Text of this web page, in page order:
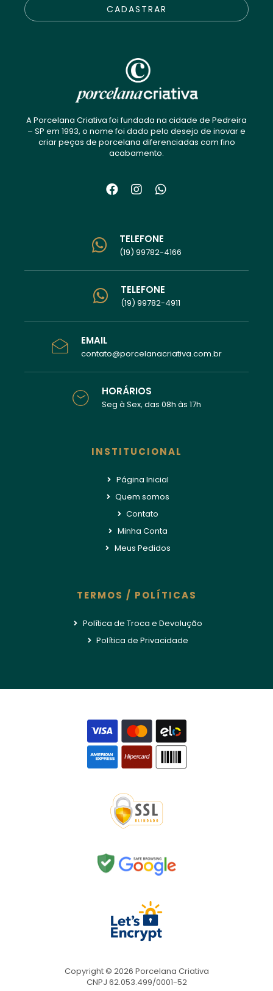
CADASTRAR
A Porcelana Criativa foi fundada na cidade de Pedreira
– SP em 1993, o nome foi dado pelo desejo de inovar e
criar peças de porcelana diferenciadas com fino
acabamento.
TELEFONE
(19) 99782-4166
TELEFONE
(19) 99782-4911
EMAIL
contato@porcelanacriativa.com.br
HORÁRIOS
Seg à Sex, das 08h às 17h
INSTITUCIONAL
Página Inicial
Quem somos
Contato
Minha Conta
Meus Pedidos
TERMOS / POLÍTICAS
Política de Troca e Devolução
Política de Privacidade
Copyright © 2026 Porcelana Criativa
CNPJ 62.053.499/0001-52